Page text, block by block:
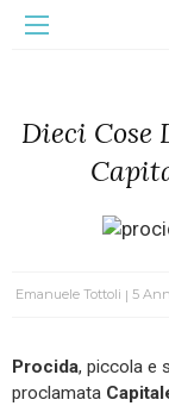
Dieci Cose
Emanuele Tottoli 5
Procida, piccola e
proclamata